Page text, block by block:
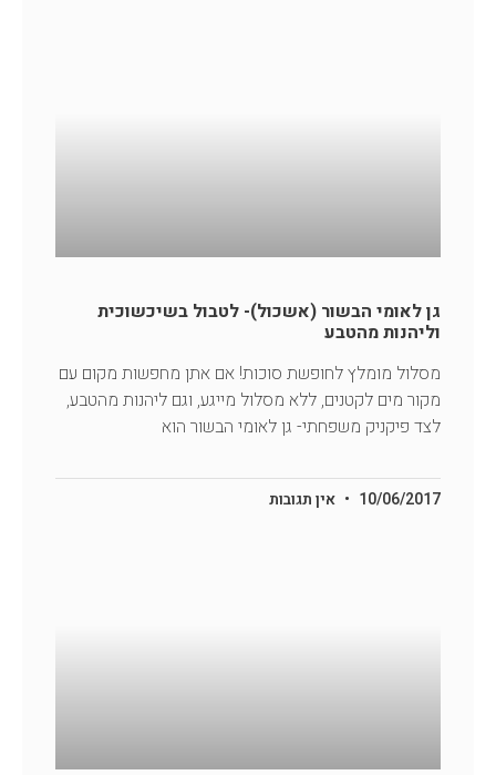
גן לאומי הבשור (אשכול)- לטבול בשיכשוכית
וליהנות מהטבע
מסלול מומלץ לחופשת סוכות! אם אתן מחפשות מקום עם
מקור מים לקטנים, ללא מסלול מייגע, וגם ליהנות מהטבע,
לצד פיקניק משפחתי- גן לאומי הבשור הוא
10/06/2017 אין תגובות